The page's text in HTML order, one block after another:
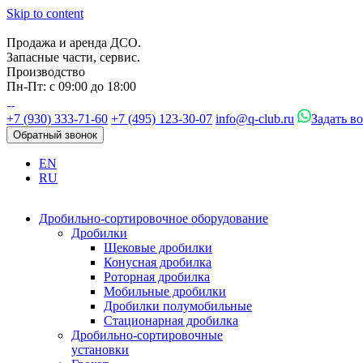
Skip to content
Продажа и аренда ДСО.
Запасные части, сервис.
Производство
Пн-Пт: с 09:00 до 18:00
+7 (930) 333-71-60 +7 (495) 123-30-07 info@q-club.ru Задать
Обратный звонок
EN
RU
Дробильно-сортировочное оборудование
Дробилки
Щековые дробилки
Конусная дробилка
Роторная дробилка
Мобильные дробилки
Дробилки полумобильные
Стационарная дробилка
Дробильно-сортировочные
установки